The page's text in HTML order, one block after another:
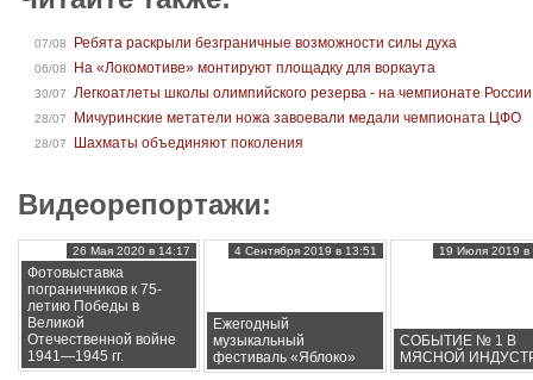
07/08 Ребята раскрыли безграничные возможности силы духа
06/08 На «Локомотиве» монтируют площадку для воркаута
30/07 Легкоатлеты школы олимпийского резерва - на чемпионате России
28/07 Мичуринские метатели ножа завоевали медали чемпионата ЦФО
28/07 Шахматы объединяют поколения
Видеорепортажи:
Фотовыставка
пограничников к 75-
летию Победы в
Великой
Отечественной войне
1941—1945 гг.
26 Мая 2020 в 14:17
Ежегодный
музыкальный
фестиваль «Яблоко»
4 Сентября 2019 в 13:51
СОБЫТИЕ № 1 В
МЯСНОЙ
19 Июля 2019 в